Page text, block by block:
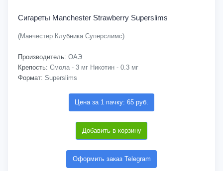
Сигареты Manchester Strawberry Superslims
(Манчестер Клубника Суперслимс)
Производитель: ОАЭ
Крепость: Смола - 3 мг Никотин - 0.3 мг
Формат: Superslims
Цена за 1 пачку: 65 руб.
Добавить в корзину
Оформить заказ Telegram